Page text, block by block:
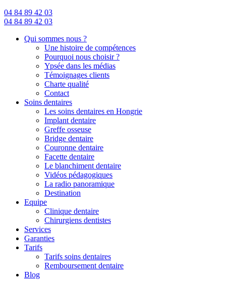
04 84 89 42 03
04 84 89 42 03
Qui sommes nous ?
Une histoire de compétences
Pourquoi nous choisir ?
Ypsée dans les médias
Témoignages clients
Charte qualité
Contact
Soins dentaires
Les soins dentaires en Hongrie
Implant dentaire
Greffe osseuse
Bridge dentaire
Couronne dentaire
Facette dentaire
Le blanchiment dentaire
Vidéos pédagogiques
La radio panoramique
Destination
Equipe
Clinique dentaire
Chirurgiens dentistes
Services
Garanties
Tarifs
Tarifs soins dentaires
Remboursement dentaire
Blog